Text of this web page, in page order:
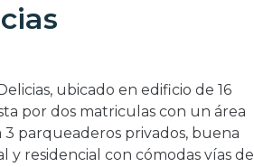
ubicado en edificio de 16
por dos matriculas con un área
parqueaderos privados, buena
y residencial con cómodas vías de